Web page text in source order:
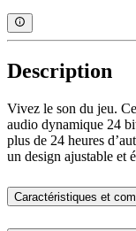
Description
Vivez le son du jeu.
audio dynamique 24
plus de 24 heures
un design ajustable et
Caractéristiques et